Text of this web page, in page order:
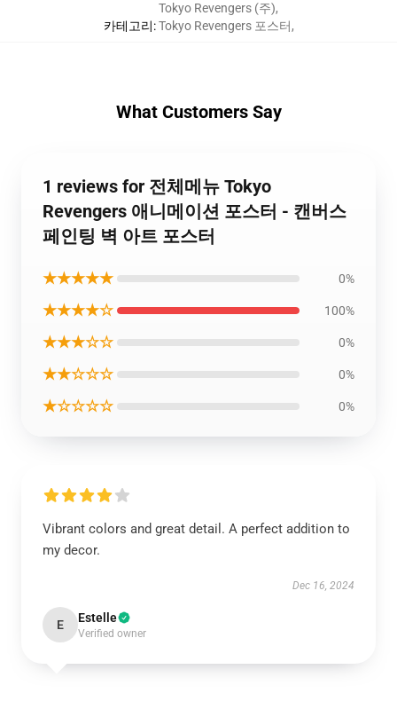
카테고리:
Tokyo Revengers (주),
Tokyo Revengers 포스터,
What Customers Say
1 reviews for 전체메뉴 Tokyo
Revengers 애니메이션 포스터 - 캔버스
페인팅 벽 아트 포스터
★★★★★ 0%
★★★★☆ 100%
★★★☆☆ 0%
★★☆☆☆ 0%
★☆☆☆☆ 0%
Vibrant colors and great detail. A perfect addition to
my decor.
Dec 16, 2024
E Estelle
Verified owner